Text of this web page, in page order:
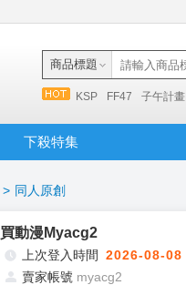
商品標題
KSP FF47 子午計畫
下殺特集
> 同人原創
買動漫Myacg2
上次登入時間 2026-08-08
賣家帳號 myacg2